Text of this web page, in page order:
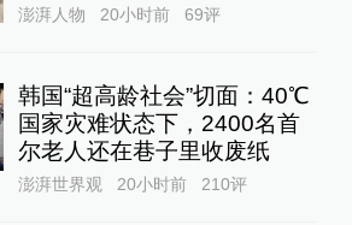
澎湃人物 20小时前 69评
韩国“超高龄社会”切面：40℃
国家灾难状态下，2400名首
尔老人还在巷子里收废纸
澎湃世界观 20小时前 210评